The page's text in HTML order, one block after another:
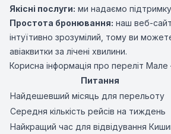
Якісні послуги: ми надаємо підтримку
Простота бронювання: наш веб-
інтуїтивно зрозумілий, тому ви
авіаквитки за лічені хвилини.
Корисна інформація про переліт Мале
Питання
Найдешевший місяць для перельоту
Середня кількість рейсів на тиждень
Найкращий час для відвідування